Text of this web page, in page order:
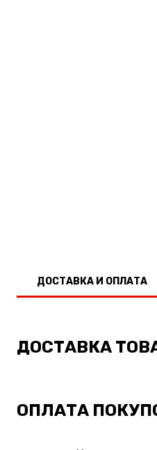
ДОСТАВКА И ОПЛАТА
ДОСТАВКА
ОПЛАТА